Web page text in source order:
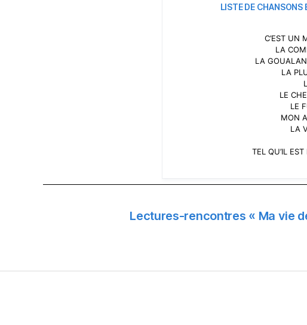
LISTE DE CHANSONS
C’EST UN
LA
LA
LA
LE
LE
MON
LA
TEL QU’IL
Lectures-rencontres « Ma vie